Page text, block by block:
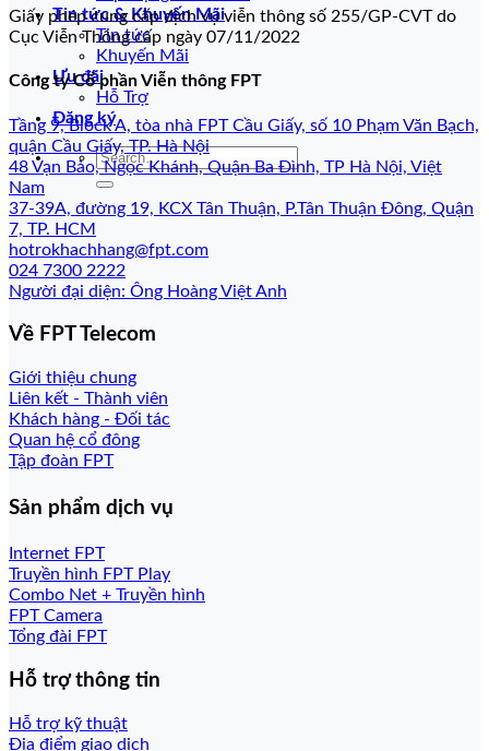
Tin tức & Khuyến Mãi
Tin tức
Khuyến Mãi
Ưu đãi
Hỗ Trợ
Đăng ký
Giấy phép cung cấp dịch vụ viễn thông số 255/GP-CVT do
Cục Viễn Thông cấp ngày 07/11/2022
Công ty Cổ phần Viễn thông FPT
Tầng 9, Block A, tòa nhà FPT Cầu Giấy, số 10 Phạm Văn Bạch,
quận Cầu Giấy, TP. Hà Nội
48 Vạn Bảo, Ngọc Khánh, Quận Ba Đình, TP Hà Nội, Việt
Nam
37-39A, đường 19, KCX Tân Thuận, P.Tân Thuận Đông, Quận
7, TP. HCM
hotrokhachhang@fpt.com
024 7300 2222
Người đại diện: Ông Hoàng Việt Anh
Về FPT Telecom
Giới thiệu chung
Liên kết - Thành viên
Khách hàng - Đối tác
Quan hệ cổ đông
Tập đoàn FPT
Sản phẩm dịch vụ
Internet FPT
Truyền hình FPT Play
Combo Net + Truyền hình
FPT Camera
Tổng đài FPT
Hỗ trợ thông tin
Hỗ trợ kỹ thuật
Địa điểm giao dịch